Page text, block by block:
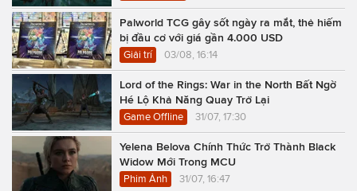
Palworld TCG gây sốt ngày ra mắt, thẻ hiếm
bị đầu cơ với giá gần 4.000 USD
Giải trí 03/08, 16:14
Lord of the Rings: War in the North Bất Ngờ
Hé Lộ Khả Năng Quay Trở Lại
Game Offline 31/07, 17:30
Yelena Belova Chính Thức Trở Thành Black
Widow Mới Trong MCU
Phim Ảnh 31/07, 16:47